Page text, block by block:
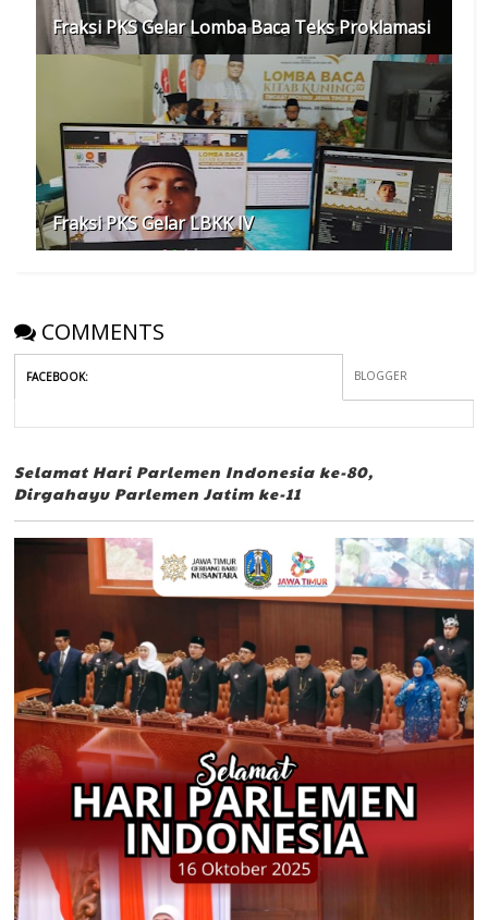
Fraksi PKS Gelar Lomba Baca Teks Proklamasi
Fraksi PKS Gelar LBKK IV
COMMENTS
FACEBOOK: BLOGGER
Selamat Hari Parlemen Indonesia ke-80,
Dirgahayu Parlemen Jatim ke-11